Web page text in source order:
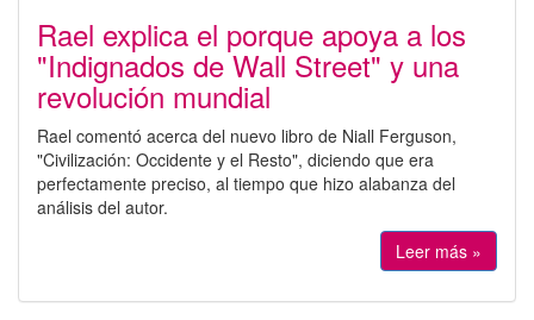
Rael explica el porque apoya a los
"Indignados de Wall Street" y una
revolución mundial
Rael comentó acerca del nuevo libro de Niall Ferguson,
"Civilización: Occidente y el Resto", diciendo que era
perfectamente preciso, al tiempo que hizo alabanza del
análisis del autor.
Leer más »